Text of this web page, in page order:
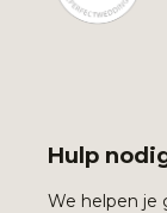
Hulp
We helpen je